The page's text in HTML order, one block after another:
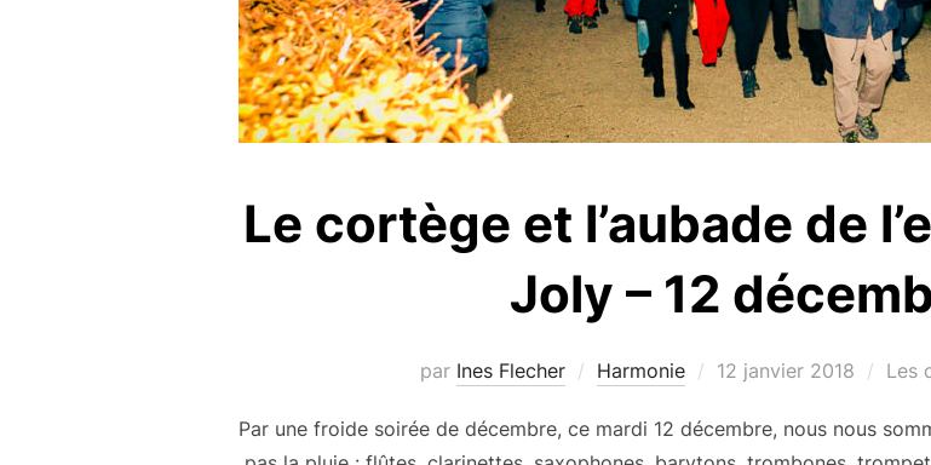
Le cortège et l’aubade de
Joly – 12
par Ines Flecher Harmonie
Publié
12 janvier 2018 Les
Par une froide soirée de décembre, ce mardi 12 décembre, nous nous